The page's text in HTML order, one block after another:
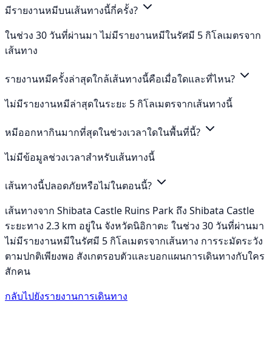
มีรายงานหมีบนเส้นทางนี้กี่ครั้ง?
ในช่วง 30 วันที่ผ่านมา ไม่มีรายงานหมีในรัศมี 5 กิโลเมตรจาก
เส้นทาง
รายงานหมีครั้งล่าสุดใกล้เส้นทางนี้คือเมื่อใดและที่ไหน?
ไม่มีรายงานหมีล่าสุดในระยะ 5 กิโลเมตรจากเส้นทางนี้
หมีออกหากินมากที่สุดในช่วงเวลาใดในพื้นที่นี้?
ไม่มีข้อมูลช่วงเวลาสำหรับเส้นทางนี้
เส้นทางนี้ปลอดภัยหรือไม่ในตอนนี้?
เส้นทางจาก Shibata Castle Ruins Park ถึง Shibata Castle
ระยะทาง 2.3 km อยู่ใน จังหวัดนิอิกาตะ ในช่วง 30 วันที่ผ่านมา
ไม่มีรายงานหมีในรัศมี 5 กิโลเมตรจากเส้นทาง การระมัดระวัง
ตามปกติเพียงพอ สังเกตรอบตัวและบอกแผนการเดินทางกับใคร
สักคน
กลับไปยังรายงานการเดินทาง